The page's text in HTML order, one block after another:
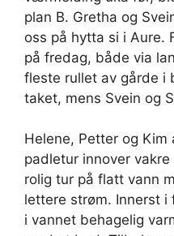
plan B. Gretha og
oss på hytta si i Aure.
på fredag, både via
fleste rullet av gårde i
taket, mens Svein og
Helene, Petter og
padletur innover
rolig tur på flatt vann
lettere strøm. Innerst i
i vannet behagelig